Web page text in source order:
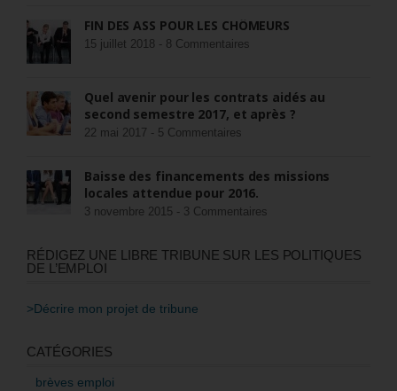
FIN DES ASS POUR LES CHÔMEURS
15 juillet 2018 - 8 Commentaires
Quel avenir pour les contrats aidés au
second semestre 2017, et après ?
22 mai 2017 - 5 Commentaires
Baisse des financements des missions
locales attendue pour 2016.
3 novembre 2015 - 3 Commentaires
RÉDIGEZ UNE LIBRE TRIBUNE SUR LES POLITIQUES
DE L’EMPLOI
>Décrire mon projet de tribune
CATÉGORIES
brèves emploi